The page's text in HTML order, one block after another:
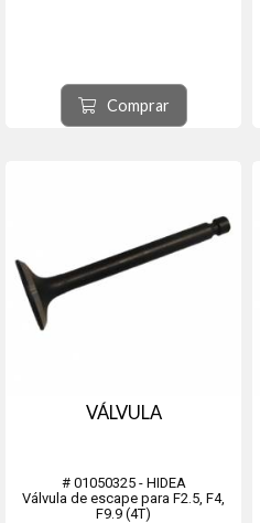
Comprar
VÁLVULA
# 01050325 - HIDEA
Válvula de escape para F2.5, F4,
F9.9 (4T)